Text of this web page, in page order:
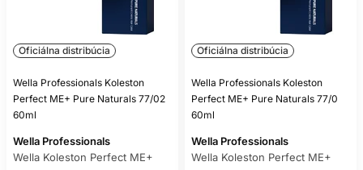
Oficiálna distribúcia
Wella Professionals Koleston
Perfect ME+ Pure Naturals 77/02
60ml
Wella Professionals
Wella Koleston Perfect ME+
Oficiálna distribúcia
Wella Professionals Koleston
Perfect ME+ Pure Naturals 77/0
60ml
Wella Professionals
Wella Koleston Perfect ME+